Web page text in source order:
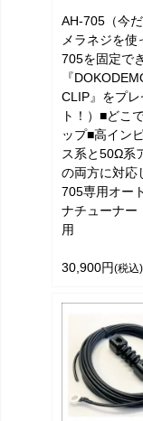
AH-705（今
メラネジを使
705を固定で
『
CLIP』をプレ
ト！）■どこ
ップ■高イン
ス系と50Ω系
の両方に対応
705専用オー
ナチューナ
用
30,900円(税込)